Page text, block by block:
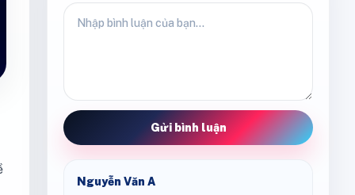
Gửi bình luận
Nguyễn Văn A